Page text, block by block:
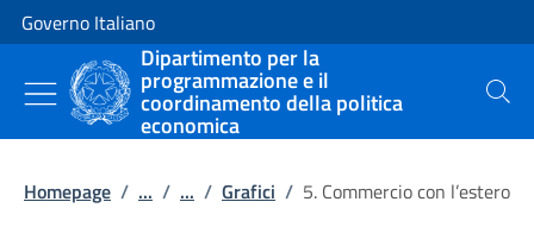
Vai al contenuto
Vai alla navigazione del sito
Governo Italiano
Dipartimento per la
programmazione e il
coordinamento della politica
economica
Cerca
Homepage / ... / ... / Grafici / 5. Commercio con l’estero